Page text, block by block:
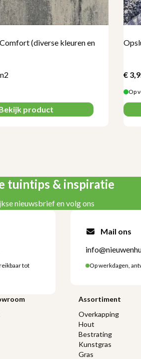
(diverse kleuren en
product
€
Op
tuintips & inspiratie
nieuwsbrief en volg ons
tot
Mail ons
Op werkdagen,
Assortiment
Overkapping
Hout
Bestrating
Kunstgras
Gras